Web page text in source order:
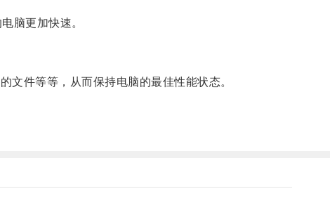
脑更加快速。
件等等，从而保持电脑的最佳性能状态。